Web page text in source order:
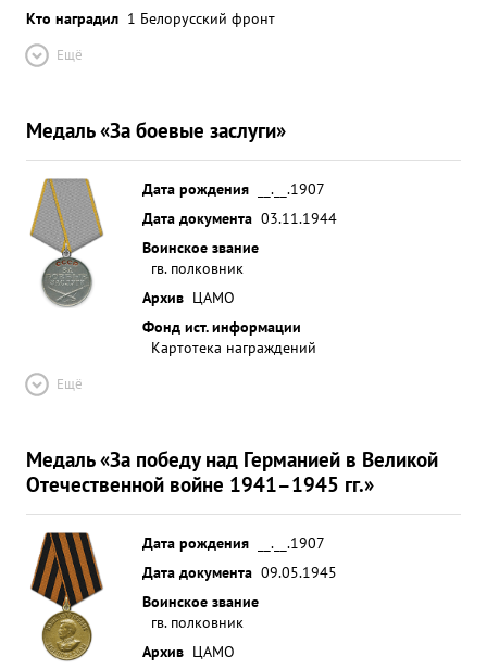
Кто наградил 1 Белорусский фронт
Ещё
Медаль «За боевые заслуги»
Дата рождения
__.__.1907
Дата документа 03.11.1944
Воинское звание
гв. полковник
Архив ЦАМО
Фонд ист. информации
Картотека награждений
Ещё
Медаль «За победу над Германией в Великой
Отечественной войне 1941–1945 гг.»
Дата рождения
__.__.1907
Дата документа 09.05.1945
Воинское звание
гв. полковник
Архив ЦАМО